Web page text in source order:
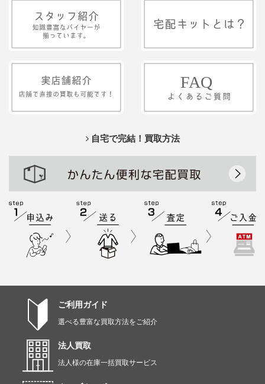
自宅で完結！買取方法
ご利用ガイド
選べる豊富な買取方法をご紹介
法人買取
法人様の在庫一括買取サービス